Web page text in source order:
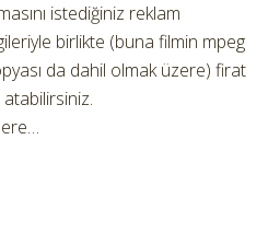
istediğiniz reklam
birlikte (buna filmin mpeg
da dahil olmak üzere) firat